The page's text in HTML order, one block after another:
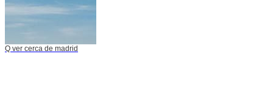
Q ver cerca de madrid